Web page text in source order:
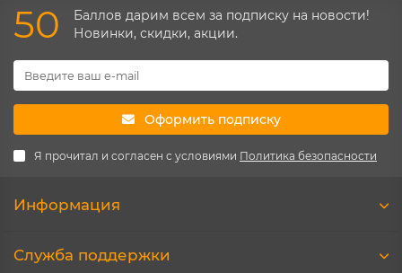
50
Баллов дарим всем за подписку на новости!
Новинки, скидки, акции.
Оформить подписку
Я прочитал и согласен с условиями Политика безопасности
Информация
Служба поддержки